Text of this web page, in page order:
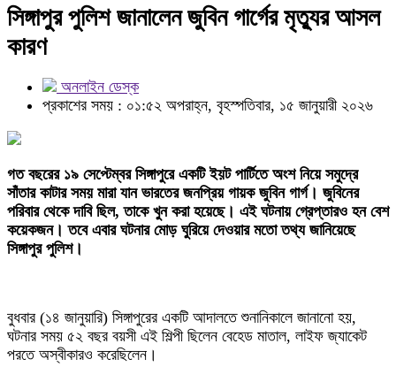
সিঙ্গাপুর পুলিশ জানালেন জুবিন গার্গের মৃত্যুর আসল
কারণ
অনলাইন ডেস্ক
প্রকাশের সময় : ০১:৫২ অপরাহ্ন, বৃহস্পতিবার, ১৫ জানুয়ারী ২০২৬
গত বছরের ১৯ সেপ্টেম্বর সিঙ্গাপুরে একটি ইয়ট পার্টিতে অংশ নিয়ে সমুদ্রে
সাঁতার কাটার সময় মারা যান ভারতের জনপ্রিয় গায়ক জুবিন গার্গ। জুবিনের
পরিবার থেকে দাবি ছিল, তাকে খুন করা হয়েছে। এই ঘটনায় গ্রেপ্তারও হন বেশ
কয়েকজন। তবে এবার ঘটনার মোড় ঘুরিয়ে দেওয়ার মতো তথ্য জানিয়েছে
সিঙ্গাপুর পুলিশ।
বুধবার (১৪ জানুয়ারি) সিঙ্গাপুরের একটি আদালতে শুনানিকালে জানানো হয়,
ঘটনার সময় ৫২ বছর বয়সী এই শিল্পী ছিলেন বেহেড মাতাল, লাইফ জ্যাকেট
পরতে অস্বীকারও করেছিলেন।